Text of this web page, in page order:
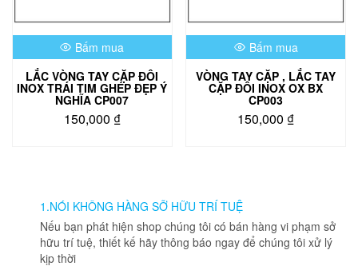
Bấm mua
LẮC VÒNG TAY CẶP ĐÔI
INOX TRÁI TIM GHÉP ĐẸP Ý
NGHĨA CP007
150,000 ₫
Bấm mua
VÒNG TAY CẶP , LẮC TAY
CẶP ĐÔI INOX OX BX
CP003
150,000 ₫
1.NÓI KHÔNG HÀNG SỠ HỮU TRÍ TUỆ
Nếu bạn phát hiện shop chúng tôi có bán hàng vi phạm sở
hữu trí tuệ, thiết kế hãy thông báo ngay để chúng tôi xử lý
kịp thời